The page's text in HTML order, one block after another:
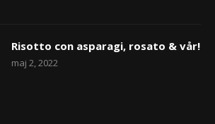
Risotto con asparagi, rosato & vår!
maj 2, 2022